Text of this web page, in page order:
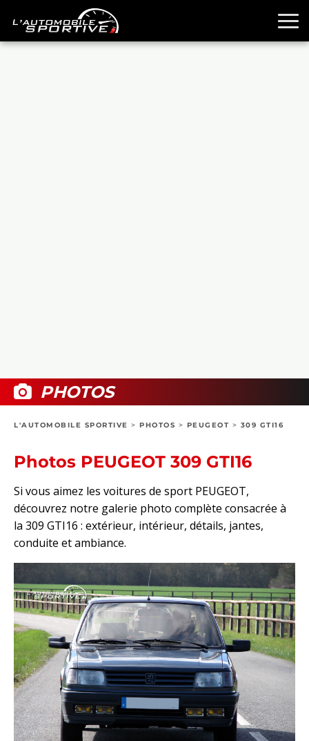
BOUTIQUE
PHOTOS
L'AUTOMOBILE SPORTIVE > PHOTOS > PEUGEOT > 309 GTI16
Photos PEUGEOT 309 GTI16
Si vous aimez les voitures de sport PEUGEOT,
découvrez notre galerie photo complète consacrée à
la 309 GTI16 : extérieur, intérieur, détails, jantes,
conduite et ambiance.